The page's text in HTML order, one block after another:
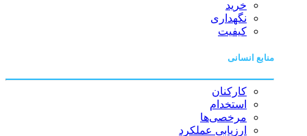
خرید
نگهداری
کیفیت
منابع انسانی
کارکنان
استخدام
مرخصی‌ها
ارزیابی عملکرد